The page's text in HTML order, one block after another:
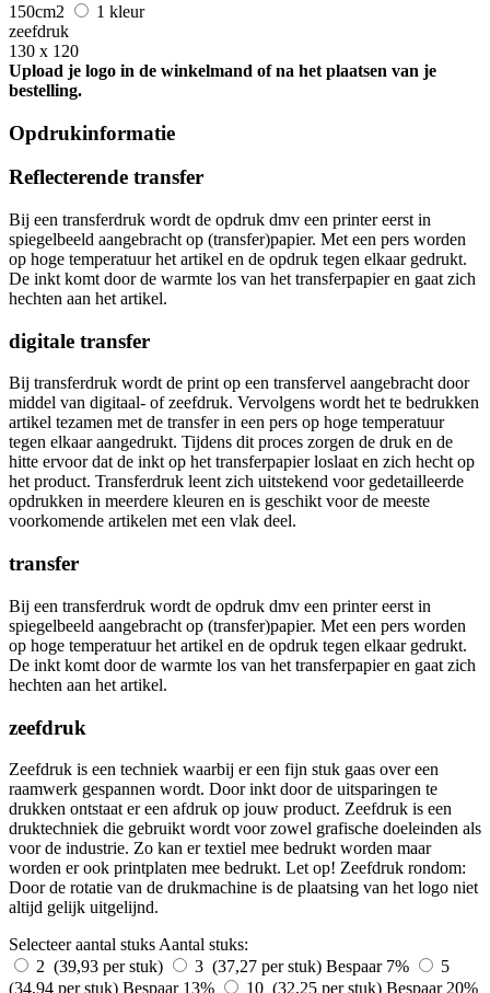
150cm2
1 kleur
zeefdruk
130 x 120
Upload je logo in de winkelmand of na het plaatsen van je
bestelling.
Opdrukinformatie
Reflecterende transfer
Bij een transferdruk wordt de opdruk dmv een printer eerst in
spiegelbeeld aangebracht op (transfer)papier. Met een pers worden
op hoge temperatuur het artikel en de opdruk tegen elkaar gedrukt.
De inkt komt door de warmte los van het transferpapier en gaat zich
hechten aan het artikel.
digitale transfer
Bij transferdruk wordt de print op een transfervel aangebracht door
middel van digitaal- of zeefdruk. Vervolgens wordt het te bedrukken
artikel tezamen met de transfer in een pers op hoge temperatuur
tegen elkaar aangedrukt. Tijdens dit proces zorgen de druk en de
hitte ervoor dat de inkt op het transferpapier loslaat en zich hecht op
het product. Transferdruk leent zich uitstekend voor gedetailleerde
opdrukken in meerdere kleuren en is geschikt voor de meeste
voorkomende artikelen met een vlak deel.
transfer
Bij een transferdruk wordt de opdruk dmv een printer eerst in
spiegelbeeld aangebracht op (transfer)papier. Met een pers worden
op hoge temperatuur het artikel en de opdruk tegen elkaar gedrukt.
De inkt komt door de warmte los van het transferpapier en gaat zich
hechten aan het artikel.
zeefdruk
Zeefdruk is een techniek waarbij er een fijn stuk gaas over een
raamwerk gespannen wordt. Door inkt door de uitsparingen te
drukken ontstaat er een afdruk op jouw product. Zeefdruk is een
druktechniek die gebruikt wordt voor zowel grafische doeleinden als
voor de industrie. Zo kan er textiel mee bedrukt worden maar
worden er ook printplaten mee bedrukt. Let op! Zeefdruk rondom:
Door de rotatie van de drukmachine is de plaatsing van het logo niet
altijd gelijk uitgelijnd.
Selecteer aantal stuks Aantal stuks:
2 (39,93 per stuk)
3 (37,27 per stuk) Bespaar 7%
5
(34,94 per stuk) Bespaar 13% 10 (32,25 per stuk) Bespaar 20%